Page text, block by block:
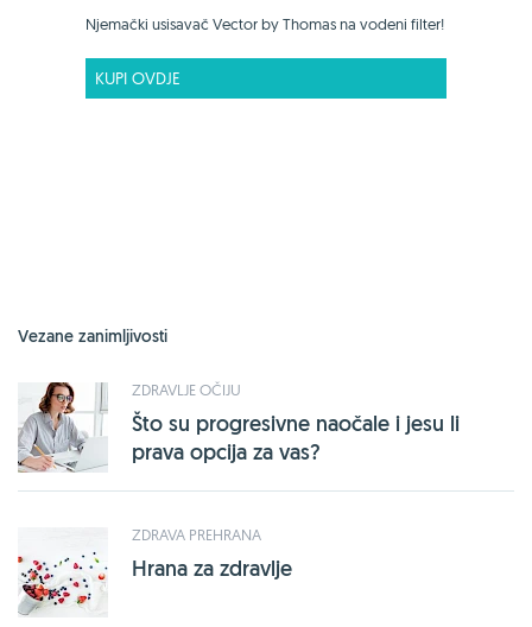
Njemački usisavač Vector by Thomas na vodeni filter!
KUPI OVDJE
Vezane zanimljivosti
ZDRAVLJE OČIJU
Što su progresivne naočale i jesu li
prava opcija za vas?
ZDRAVA PREHRANA
Hrana za zdravlje